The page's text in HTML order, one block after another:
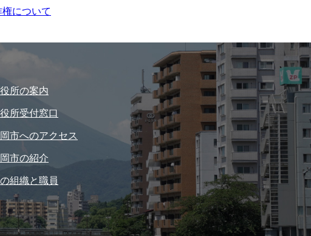
権について
所の案内
所受付窓口
市へのアクセス
市の紹介
組織と職員